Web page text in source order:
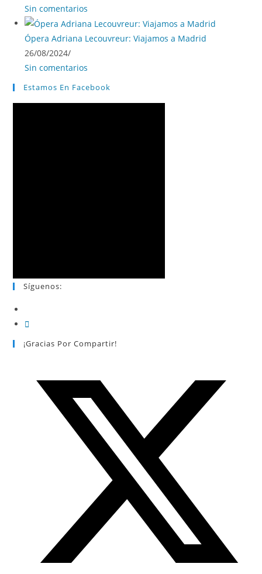
Sin comentarios
Ópera Adriana Lecouvreur: Viajamos a Madrid
26/08/2024/
Sin comentarios
Estamos En Facebook
Síguenos:
¡Gracias Por Compartir!